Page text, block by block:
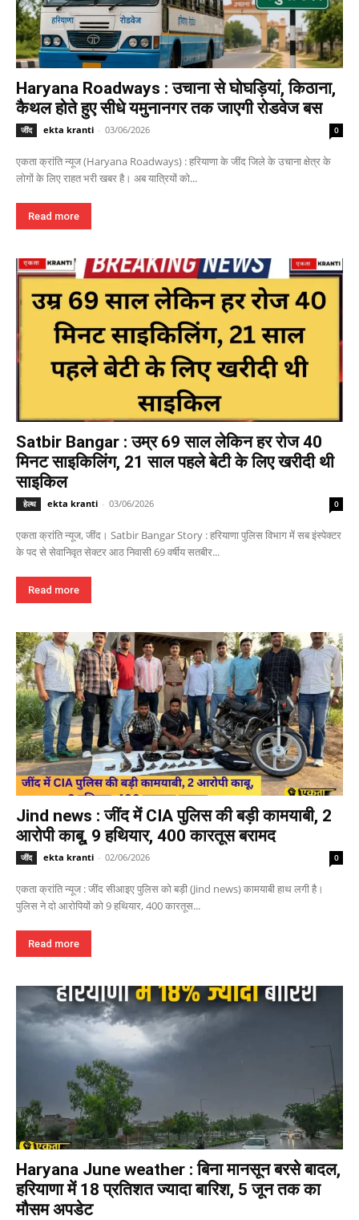
Haryana Roadways : उचाना से घोघड़ियां, किठाना,
कैथल होते हुए सीधे यमुनानगर तक जाएगी रोडवेज बस
जींद ekta kranti - 03/06/2026 0
एकता क्रांति न्यूज (Haryana Roadways) : हरियाणा के जींद जिले के उचाना क्षेत्र के
लोगों के लिए राहत भरी खबर है। अब यात्रियों को...
Read more
Satbir Bangar : उम्र 69 साल लेकिन हर रोज 40
मिनट साइकिलिंग, 21 साल पहले बेटी के लिए खरीदी थी
साइकिल
हेल्थ ekta kranti - 03/06/2026 0
एकता क्रांति न्यूज, जींद। Satbir Bangar Story : हरियाणा पुलिस विभाग में सब इंस्पेक्टर
के पद से सेवानिवृत सेक्टर आठ निवासी 69 वर्षीय सतबीर...
Read more
Jind news : जींद में CIA पुलिस की बड़ी कामयाबी, 2
आरोपी काबू, 9 हथियार, 400 कारतूस बरामद
जींद ekta kranti - 02/06/2026 0
एकता क्रांति न्यूज : जींद सीआइए पुलिस को बड़ी (Jind news) कामयाबी हाथ लगी है।
पुलिस ने दो आरोपियों को 9 हथियार, 400 कारतूस...
Read more
Haryana June weather : बिना मानसून बरसे बादल,
हरियाणा में 18 प्रतिशत ज्यादा बारिश, 5 जून तक का
मौसम अपडेट